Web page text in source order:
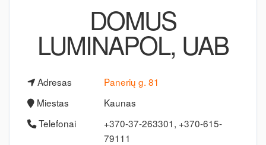
DOMUS
LUMINAPOL, UAB
Adresas
Panerių g. 81
Miestas
Kaunas
Telefonai
+370-37-263301, +370-615-
79111